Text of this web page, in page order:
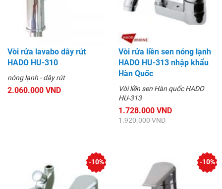
Vòi rửa lavabo dây rút
HADO HU-310
nóng lạnh - dây rút
2.060.000 VND
Vòi rửa liền sen nóng lạnh
HADO HU-313 nhập khẩu
Hàn Quốc
Vòi liền sen Hàn quốc HADO
HU-313
1.728.000 VND
1.920.000 VND
-10% -10%